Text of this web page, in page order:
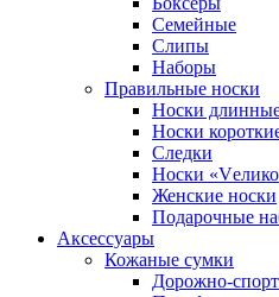
Семейные
Слипы
Наборы
Правильные носки
Носки
Носки
Следки
Носки
Женские носки
Подарочные
Аксессуары
Кожаные сумки
Дорожно-